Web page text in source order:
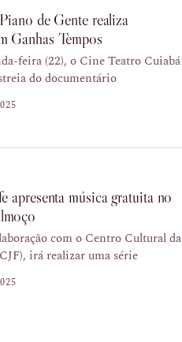
de Gente realiza
Ganhas Tempos
feira (22), o Cine Teatro Cuiabá
do documentário
apresenta música gratuita no
com o Centro Cultural da
irá realizar uma série